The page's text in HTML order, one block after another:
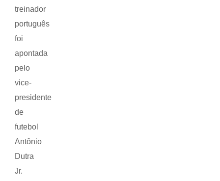
treinador
português
foi
apontada
pelo
vice-
presidente
de
futebol
Antônio
Dutra
Jr.